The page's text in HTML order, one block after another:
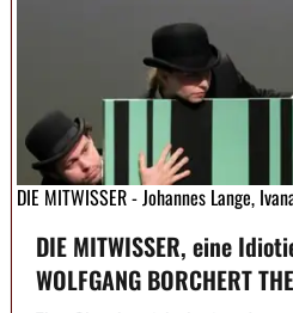
DIE MITWISSER - Johannes Lange,
DIE MITWISSER, eine
WOLFGANG BORCHERT